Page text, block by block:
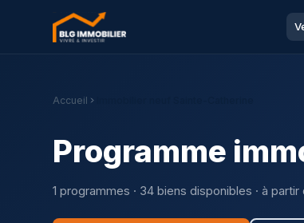
Accueil
Programme
1 programmes · 34 biens disponibles · à